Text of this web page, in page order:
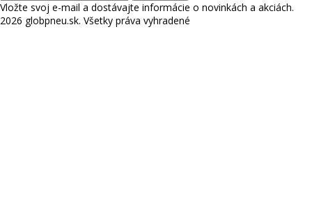
Vložte svoj e-mail a dostávajte informácie o novinkách a akciách.
2026 globpneu.sk. Všetky práva vyhradené